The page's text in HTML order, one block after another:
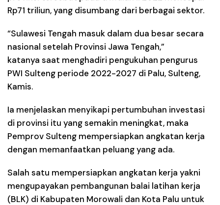
Rp71 triliun, yang disumbang dari berbagai sektor.
“Sulawesi Tengah masuk dalam dua besar secara
nasional setelah Provinsi Jawa Tengah,”
katanya saat menghadiri pengukuhan pengurus
PWI Sulteng periode 2022-2027 di Palu, Sulteng,
Kamis.
Ia menjelaskan menyikapi pertumbuhan investasi
di provinsi itu yang semakin meningkat, maka
Pemprov Sulteng mempersiapkan angkatan kerja
dengan memanfaatkan peluang yang ada.
Salah satu mempersiapkan angkatan kerja yakni
mengupayakan pembangunan balai latihan kerja
(BLK) di Kabupaten Morowali dan Kota Palu untuk